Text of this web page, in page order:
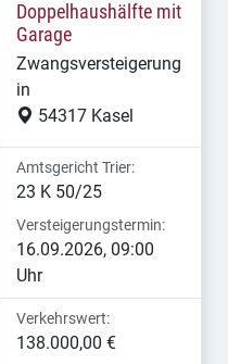
Doppelhaushälfte mit
Garage
Zwangsversteigerung
in
54317 Kasel
Amtsgericht Trier:
23 K 50/25
Versteigerungstermin:
16.09.2026, 09:00
Uhr
Verkehrswert:
138.000,00 €